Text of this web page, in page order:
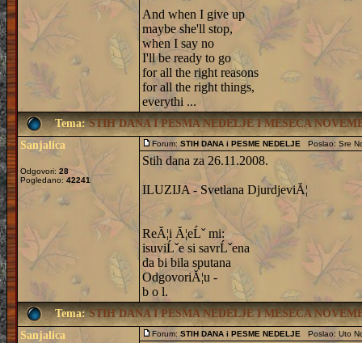
And when I give up
maybe she'll stop,
when I say no
I'll be ready to go
for all the right reasons
for all the right things,
everythi ...
Tema:STIH DANA I PESMA NEDELJE I MESECA
Sanjalica
Odgovori: 28
Pogledano: 42241
Forum: STIH DANA i PESME NEDELJE Poslao: Sre
Stih dana za 26.11.2008.
ILUZIJA - Svetlana DjurdjeviĂ¦
ReĂ¦i Ă¦eĹˇ mi:
isuviĹˇe si savrĹˇena
da bi bila sputana
OdgovoriĂ¦u -
b o l.
Tema:STIH DANA I PESMA NEDELJE I MESECA
Sanjalica
Forum: STIH DANA i PESME NEDELJE Poslao: Uto